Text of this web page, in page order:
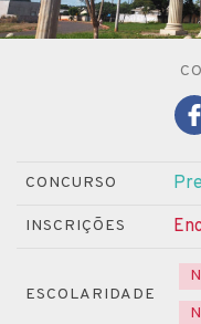
CONCURSO
INSCRIÇÕES
ESCOLARIDADE